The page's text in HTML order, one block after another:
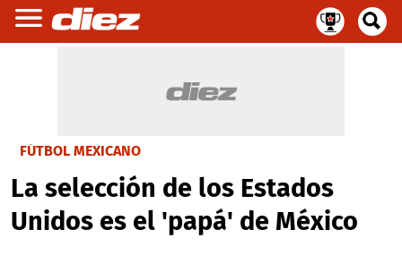
FÚTBOL MEXICANO
La selección de los Estados
Unidos es el 'papá' de México